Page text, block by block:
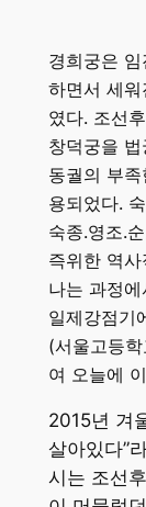
경희궁은
하면서 세
였다. 조선
창덕궁을
동궐의 부
용되었다.
숙종.영조.
즉위한 역
나는 과정
일제강점기
(서울고등
여 오늘에
2015년 겨
살아있다”
시는 조선